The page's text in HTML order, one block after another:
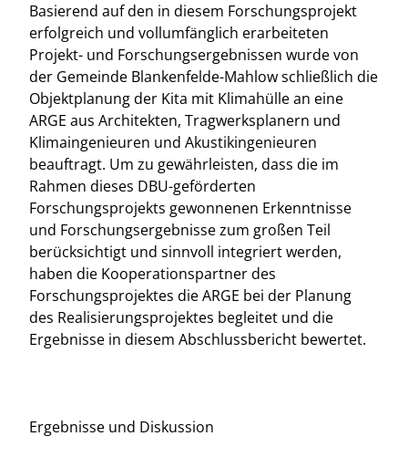
Basierend auf den in diesem Forschungsprojekt
erfolgreich und vollumfänglich erarbeiteten
Projekt- und Forschungsergebnissen wurde von
der Gemeinde Blankenfelde-Mahlow schließlich die
Objektplanung der Kita mit Klimahülle an eine
ARGE aus Architekten, Tragwerksplanern und
Klimaingenieuren und Akustikingenieuren
beauftragt. Um zu gewährleisten, dass die im
Rahmen dieses DBU-geförderten
Forschungsprojekts gewonnenen Erkenntnisse
und Forschungsergebnisse zum großen Teil
berücksichtigt und sinnvoll integriert werden,
haben die Kooperationspartner des
Forschungsprojektes die ARGE bei der Planung
des Realisierungsprojektes begleitet und die
Ergebnisse in diesem Abschlussbericht bewertet.
Ergebnisse und Diskussion